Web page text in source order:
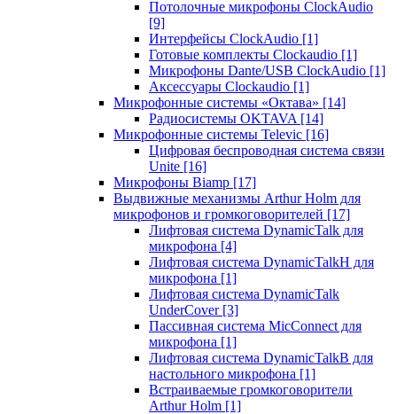
Потолочные микрофоны ClockAudio
[9]
Интерфейсы ClockAudio [1]
Готовые комплекты Clockaudio [1]
Микрофоны Dante/USB ClockAudio [1]
Аксессуары Clockaudio [1]
Микрофонные системы «Октава» [14]
Радиосистемы OKTAVA [14]
Микрофонные системы Televic [16]
Цифровая беспроводная система связи
Unite [16]
Микрофоны Biamp [17]
Выдвижные механизмы Arthur Holm для
микрофонов и громкоговорителей [17]
Лифтовая система DynamicTalk для
микрофона [4]
Лифтовая система DynamicTalkH для
микрофона [1]
Лифтовая система DynamicTalk
UnderCover [3]
Пассивная система MicConnect для
микрофона [1]
Лифтовая система DynamicTalkB для
настольного микрофона [1]
Встраиваемые громкоговорители
Arthur Holm [1]